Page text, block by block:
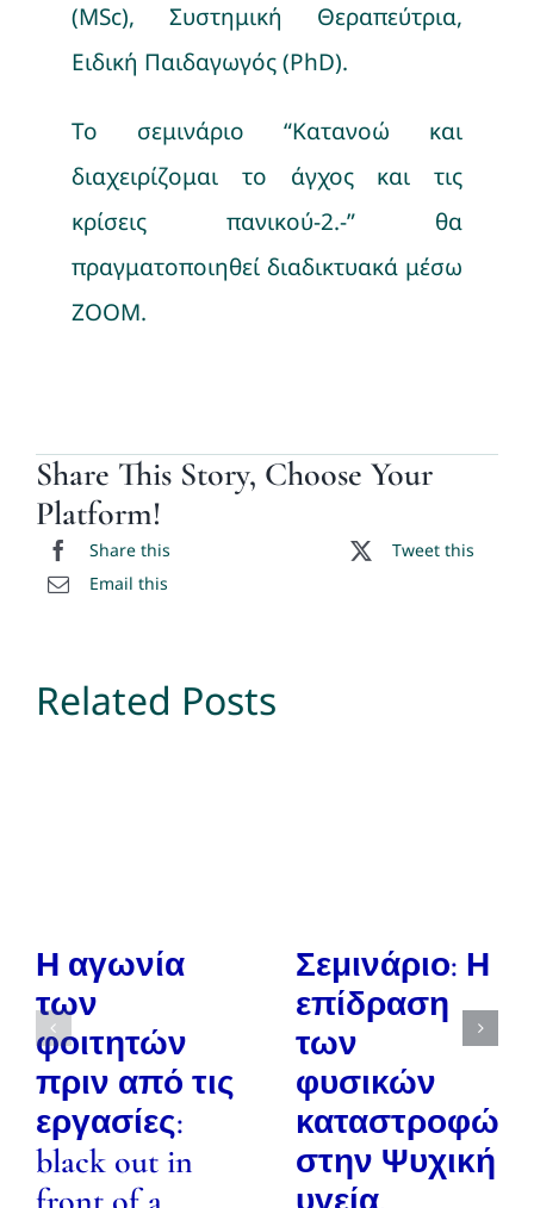
(MSc), Συστημική Θεραπεύτρια,
Ειδική Παιδαγωγός (PhD).
Το σεμινάριο “Κατανοώ και
διαχειρίζομαι το άγχος και τις
κρίσεις πανικού-2.-” θα
πραγματοποιηθεί διαδικτυακά μέσω
ΖΟΟΜ.
Share This Story, Choose Your
Platform!
Share this
Tweet this
Email this
Related Posts
Η αγωνία
των
φοιτητών
πριν από τις
εργασίες:
black out in
Σεμινάριο: Η
επίδραση
των
φυσικών
καταστροφών
στην Ψυχική